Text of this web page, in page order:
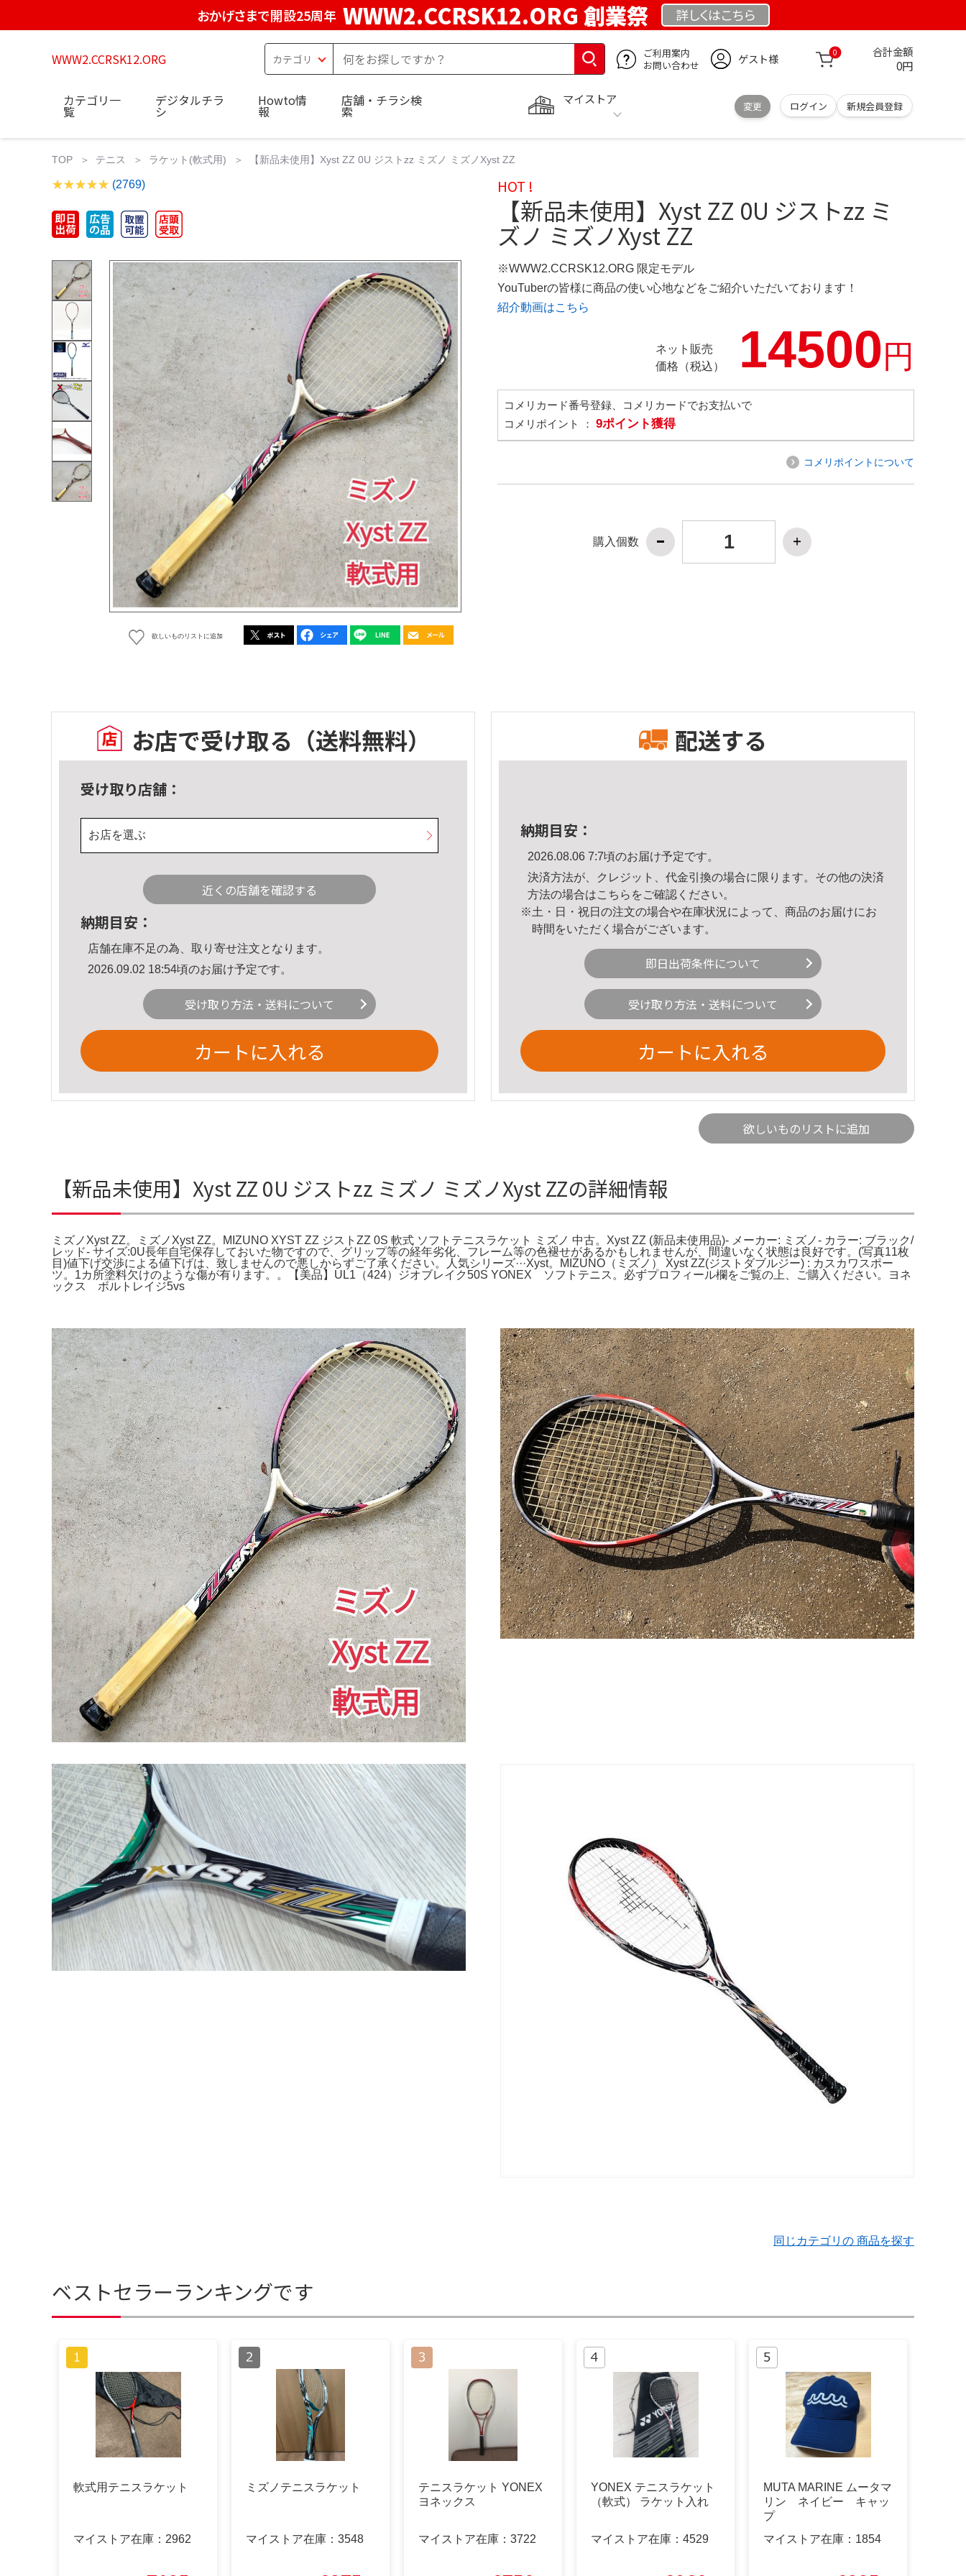
おかげさまで開設25周年 WWW2.CCRSK12.ORG 創業祭 詳しくはこちら
WWW2.CCRSK12.ORG
ご利用案内
お問い合わせ
ゲスト様 0 合計金額
0円
マイストア
変更 ログイン 新規会員登録
カテゴリ一
覧
デジタルチラ
シ
Howto情
報
店舗・チラシ検
索
TOP テニス ラケット(軟式用) 【新品未使用】Xyst ZZ 0U ジストzz ミズノ ミズノXyst ZZ
(2769)
欲しいものリストに追加
HOT !
【新品未使用】Xyst ZZ 0U ジストzz ミ
ズノ ミズノXyst ZZ
※WWW2.CCRSK12.ORG 限定モデル
YouTuberの皆様に商品の使い心地などをご紹介いただいております！
紹介動画はこちら
ネット販売
価格（税込）
14500円
コメリカード番号登録、コメリカードでお支払いで
コメリポイント ： 9ポイント獲得
コメリポイントについて
購入個数
お店で受け取る （送料無料）
受け取り店舗：
お店を選ぶ
近くの店舗を確認する
納期目安：
店舗在庫不足の為、取り寄せ注文となります。
2026.09.02 18:54頃のお届け予定です。
受け取り方法・送料について
カートに入れる
配送する
納期目安：
2026.08.06 7:7頃のお届け予定です。
決済方法が、クレジット、代金引換の場合に限ります。その他の決済
方法の場合はこちら をご確認ください。
※土・日・祝日の注文の場合や在庫状況によって、商品のお届けにお
時間をいただく場合がございます。
即日出荷条件について
受け取り方法・送料について
カートに入れる
欲しいものリストに追加
【新品未使用】Xyst ZZ 0U ジストzz ミズノ ミズノXyst ZZの詳細情報
ミズノXyst ZZ。ミズノXyst ZZ。MIZUNO XYST ZZ ジストZZ 0S 軟式 ソフトテニスラケット ミズノ 中古。Xyst ZZ (新品未使用品)- メーカー: ミズノ- カラー: ブラック/
レッド- サイズ:0U長年自宅保存しておいた物ですので、グリップ等の経年劣化、フレーム等の色褪せがあるかもしれませんが、間違いなく状態は良好です。(写真11枚
目)値下げ交渉による値下げは、致しませんので悪しからずご了承ください。人気シリーズ···Xyst。MIZUNO（ミズノ） Xyst ZZ(ジストダブルジー) : カスカワスポー
ツ。1カ所塗料欠けのような傷が有ります。。【美品】UL1（424）ジオブレイク50S YONEX ソフトテニス。必ずプロフィール欄をご覧の上、ご購入ください。ヨネ
ックス ボルトレイジ5vs
同じカテゴリの 商品を探す
ベストセラーランキングです
軟式用テニスラケット
マイストア在庫： 2962
ミズノテニスラケット
マイストア在庫： 3548
テニスラケット YONEX
ヨネックス
マイストア在庫： 3722
YONEX テニスラケット
（軟式） ラケット入れ
マイストア在庫： 4529
MUTA MARINE ムータマ
リン ネイビー キャッ
プ
マイストア在庫： 1854